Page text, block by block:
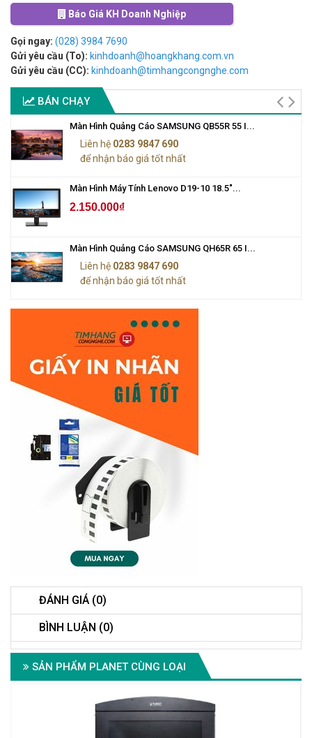
Báo Giá KH Doanh Nghiệp
Gọi ngay: (028) 3984 7690
Gửi yêu cầu (To): kinhdoanh@hoangkhang.com.vn
Gửi yêu cầu (CC): kinhdoanh@timhangcongnghe.com
BÁN CHẠY
Màn Hình Quảng Cáo SAMSUNG QB55R 55 I...
Liên hệ 0283 9847 690
để nhận báo giá tốt nhất
Màn Hình Máy Tính Lenovo D19-10 18.5"...
2.150.000₫
Màn Hình Quảng Cáo SAMSUNG QH65R 65 I...
Liên hệ 0283 9847 690
để nhận báo giá tốt nhất
ĐÁNH GIÁ (0)
BÌNH LUẬN (0)
SẢN PHẨM PLANET CÙNG LOẠI